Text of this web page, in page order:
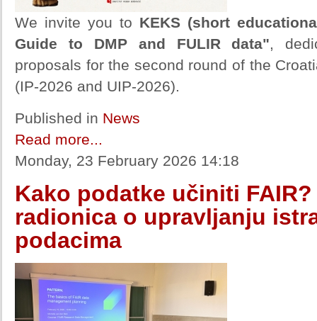
We invite you to KEKS (short
Guide to DMP and FULIR data",
proposals for the second round of the
(IP-2026 and UIP-2026).
Published in News
Read more...
Monday, 23 February 2026 14:18
Kako podatke učiniti FAIR?
radionica o upravljanju
podacima